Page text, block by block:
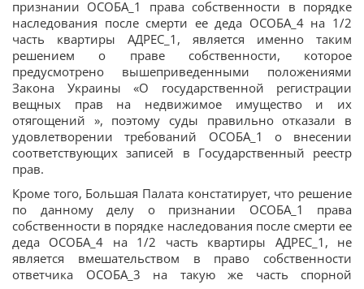
признании ОСОБА_1 права собственности в порядке
наследования после смерти ее деда ОСОБА_4 на 1/2
часть квартиры АДРЕС_1, является именно таким
решением о праве собственности, которое
предусмотрено вышеприведенными положениями
Закона Украины «О государственной регистрации
вещных прав на недвижимое имущество и их
отягощений », поэтому суды правильно отказали в
удовлетворении требований ОСОБА_1 о внесении
соответствующих записей в Государственный реестр
прав.
Кроме того, Большая Палата констатирует, что решение
по данному делу о признании ОСОБА_1 права
собственности в порядке наследования после смерти ее
деда ОСОБА_4 на 1/2 часть квартиры АДРЕС_1, не
является вмешательством в право собственности
ответчика ОСОБА_3 на такую же часть спорной